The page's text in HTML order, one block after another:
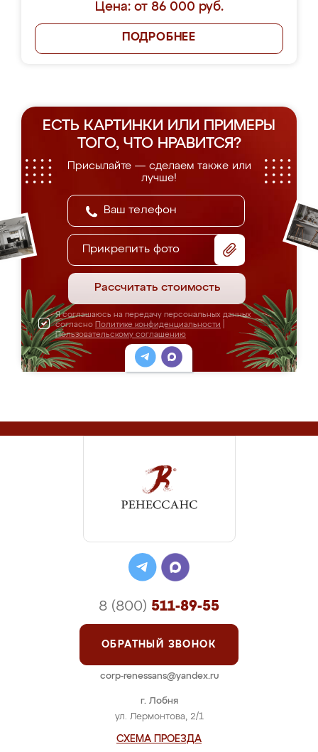
Цена: от 86 000 руб.
ПОДРОБНЕЕ
ЕСТЬ КАРТИНКИ ИЛИ ПРИМЕРЫ
ТОГО, ЧТО НРАВИТСЯ?
Присылайте — сделаем также или
лучше!
Прикрепить фото
Рассчитать стоимость
Я соглашаюсь на передачу персональных данных
согласно Политике конфиденциальности
Пользовательскому соглашению
г. Лобня
ул. Лермонтова, 2/1
СХЕМА ПРОЕЗДА
8 (800) 511-89-55
ОБРАТНЫЙ ЗВОНОК
corp-renessans@yandex.ru